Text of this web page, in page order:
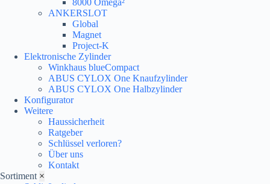
ANKERSLOT
Global
Magnet
Project-K
Elektronische Zylinder
Winkhaus blueCompact
ABUS CYLOX One Knaufzylinder
ABUS CYLOX One Halbzylinder
Konfigurator
Weitere
Haussicherheit
Ratgeber
Schlüssel verloren?
Über uns
Kontakt
Sortiment ×